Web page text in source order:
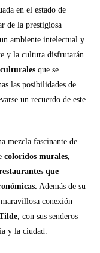
en el estado de
de la prestigiosa
ambiente intelectual y
y la cultura disfrutarán
que se
las posibilidades de
un recuerdo de este
mezcla fascinante de
coloridos murales,
que
Además de su
conexión
, con sus senderos
y la ciudad.